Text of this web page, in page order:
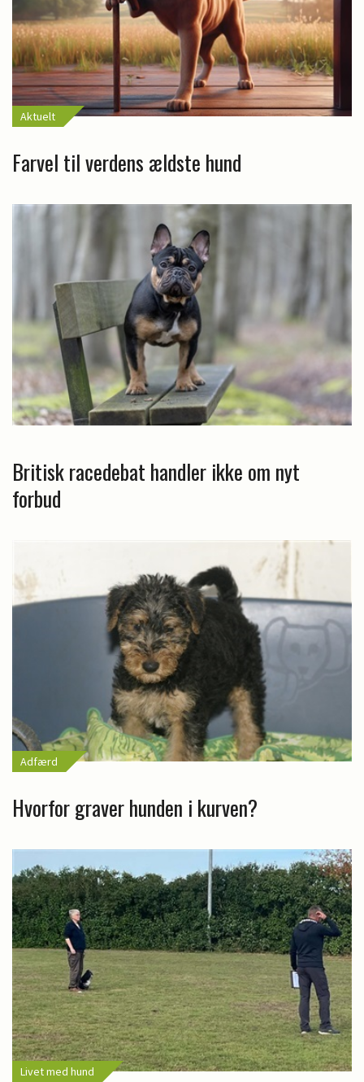
Aktuelt
Farvel til verdens ældste hund
Britisk racedebat handler ikke om nyt
forbud
Adfærd
Hvorfor graver hunden i kurven?
Livet med hund